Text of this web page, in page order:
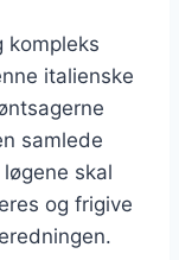
kompleks
italienske
samlede
skal
og frigive